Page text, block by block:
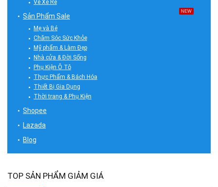
Vé Xe Rẻ
Sản Phẩm Sale
NEW
Mẹ và Bé
Chăm Sóc Sức Khỏe
Mỹ phẩm & Làm Đẹp
Nhà cửa & Đời Sống
Phụ Kiện Ô Tô
Thực Phẩm & Bách Hóa
Thiết Bị Gia Dụng
Thời trang & Phụ Kiện
Shopee
Lazada
Blog
TOP SẢN PHẨM GIẢM GIÁ